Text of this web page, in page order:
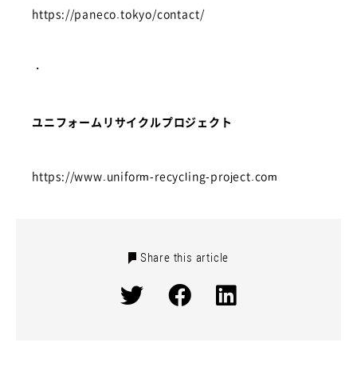
https://paneco.tokyo/contact/
・
ユニフォームリサイクルプロジェクト
https://www.uniform-recycling-project.com
Share this article